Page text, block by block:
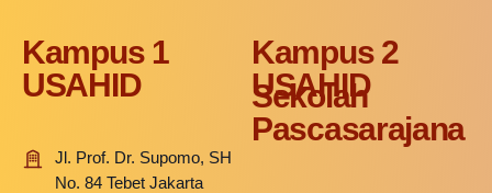
Kampus 1
USAHID
Jl. Prof. Dr. Supomo, SH
No. 84 Tebet Jakarta
Kampus 2
USAHID
Sekolah
Pascasarajana